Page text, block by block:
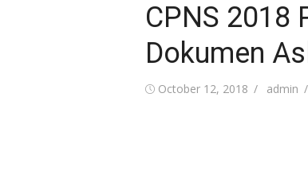
CPNS 2018
Dokumen
Posted
October 12, 2018 Author
admin